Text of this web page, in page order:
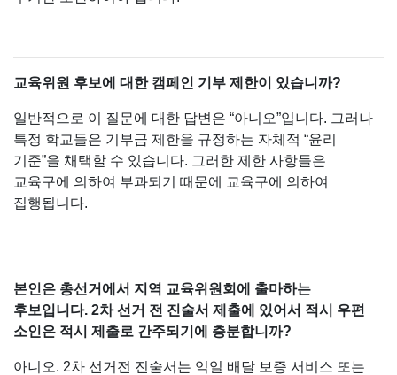
교육위원 후보에 대한 캠페인 기부 제한이 있습니까?
일반적으로 이 질문에 대한 답변은 “아니오”입니다. 그러나
특정 학교들은 기부금 제한을 규정하는 자체적 “윤리
기준”을 채택할 수 있습니다. 그러한 제한 사항들은
교육구에 의하여 부과되기 때문에 교육구에 의하여
집행됩니다.
본인은 총선거에서 지역 교육위원회에 출마하는
후보입니다. 2차 선거 전 진술서 제출에 있어서 적시 우편
소인은 적시 제출로 간주되기에 충분합니까?
아니오. 2차 선거전 진술서는 익일 배달 보증 서비스 또는